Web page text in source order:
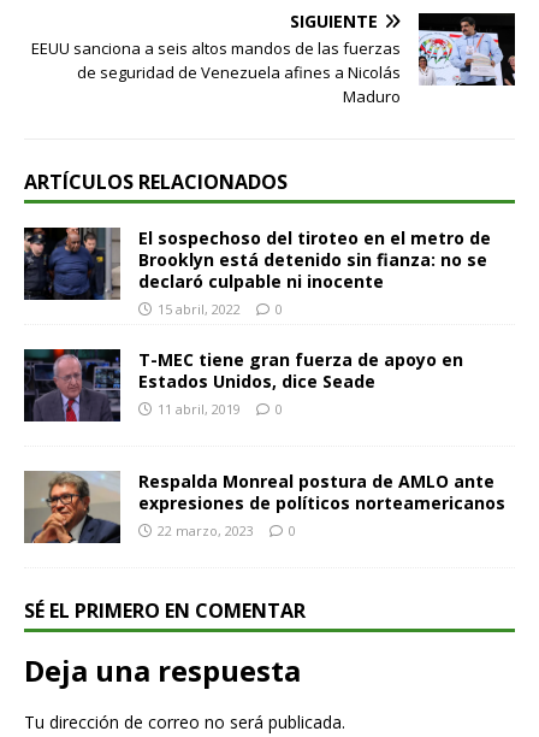
SIGUIENTE
EEUU sanciona a seis altos mandos de las fuerzas
de seguridad de Venezuela afines a Nicolás
Maduro
ARTÍCULOS RELACIONADOS
El sospechoso del tiroteo en el metro de
Brooklyn está detenido sin fianza: no se
declaró culpable ni inocente
15 abril, 2022 0
T-MEC tiene gran fuerza de apoyo en
Estados Unidos, dice Seade
11 abril, 2019 0
Respalda Monreal postura de AMLO ante
expresiones de políticos norteamericanos
22 marzo, 2023 0
SÉ EL PRIMERO EN COMENTAR
Deja una respuesta
Tu dirección de correo no será publicada.